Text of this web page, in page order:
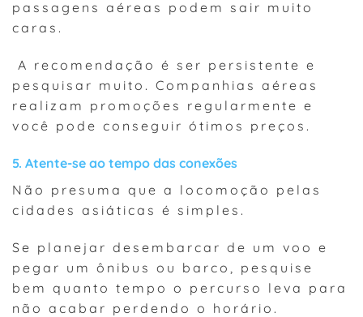
passagens aéreas podem sair muito
caras.
A recomendação é ser persistente e
pesquisar muito. Companhias aéreas
realizam promoções regularmente e
você pode conseguir ótimos preços.
5. Atente-se ao tempo das conexões
Não presuma que a locomoção pelas
cidades asiáticas é simples.
Se planejar desembarcar de um voo e
pegar um ônibus ou barco, pesquise
bem quanto tempo o percurso leva para
não acabar perdendo o horário.